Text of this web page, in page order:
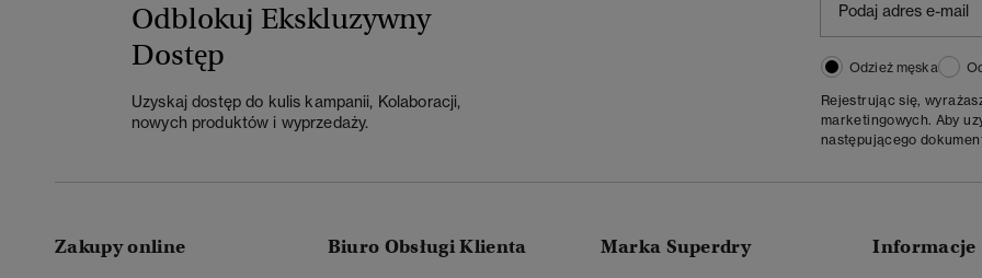
Odblokuj Ekskluzywny
Dostęp
Uzyskaj dostęp do kulis kampanii, Kolaboracji,
nowych produktów i wyprzedaży.
Odzież męska
Rejestrując się,
marketingowych. Aby
następującego
Zakupy online Biuro Obsługi Klienta Marka Superdry Informacje